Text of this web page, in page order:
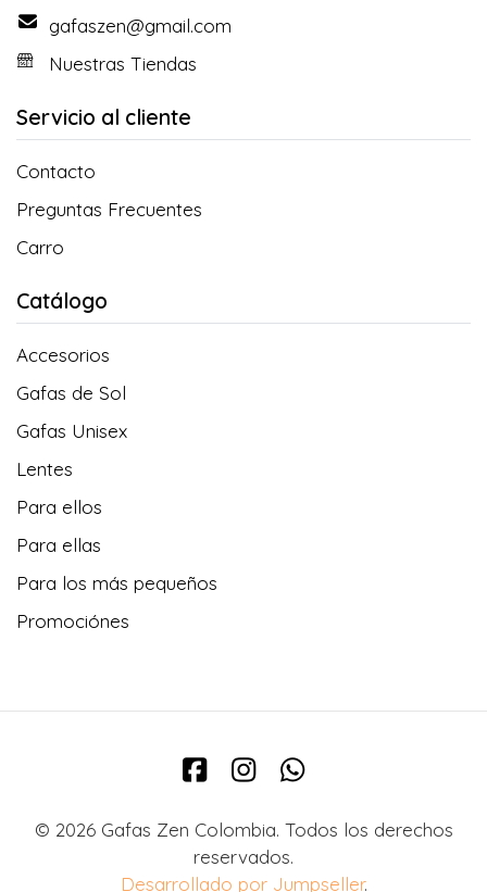
gafaszen@gmail.com
Nuestras Tiendas
Servicio al cliente
Contacto
Preguntas Frecuentes
Carro
Catálogo
Accesorios
Gafas de Sol
Gafas Unisex
Lentes
Para ellos
Para ellas
Para los más pequeños
Promociónes
© 2026 Gafas Zen Colombia. Todos los derechos
reservados.
Desarrollado por Jumpseller.